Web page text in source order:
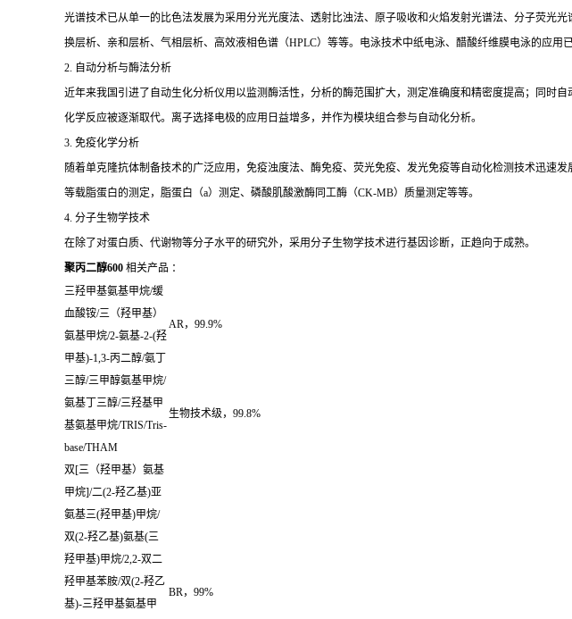
光谱技术已从单一的比色法发展为采用分光光度法、透射比浊法、原子吸收和火焰发射光谱法、分子荧光
换层析、亲和层析、气相层析、高效液相色谱（HPLC）等等。电泳技术中纸电泳、醋酸纤维膜电泳的应用
2. 自动分析与酶法分析
近年来我国引进了自动生化分析仪用以监测酶活性，分析的酶范围扩大，测定准确度和精密度提高；同时
化学反应被逐渐取代。离子选择电极的应用日益增多，并作为模块组合参与自动化分析。
3. 免疫化学分析
随着单克隆抗体制备技术的广泛应用，免疫浊度法、酶免疫、荧光免疫、发光免疫等自动化检测技术迅速
等载脂蛋白的测定，脂蛋白（a）测定、磷酸肌酸激酶同工酶（CK-MB）质量测定等等。
4. 分子生物学技术
在除了对蛋白质、代谢物等分子水平的研究外，采用分子生物学技术进行基因诊断，正趋向于成熟。
聚丙二醇600 相关产品 ：
三羟甲基氨基甲烷/缓
血酸铵/三（羟甲基）
氨基甲烷/2-氨基-2-(羟
甲基)-1,3-丙二醇/氨丁
三醇/三甲醇氨基甲烷/
氨基丁三醇/三羟基甲
基氨基甲烷/TRIS/Tris-
base/THAM
AR， 99.9%
生物技术级， 99.8%
双[三（羟甲基）氨基
甲烷]/二(2-羟乙基)亚
氨基三(羟甲基)甲烷/
双(2-羟乙基)氨基(三
羟甲基)甲烷/2,2-双二
羟甲基苯胺/双(2-羟乙
基)-三羟甲基氨基甲
BR， 99%